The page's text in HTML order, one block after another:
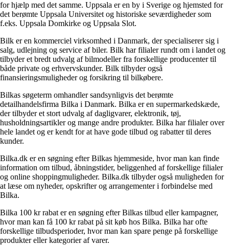
for hjælp med det samme. Uppsala er en by i Sverige og hjemsted for
det berømte Uppsala Universitet og historiske seværdigheder som
f.eks. Uppsala Domkirke og Uppsala Slot.
Bilk er en kommerciel virksomhed i Danmark, der specialiserer sig i
salg, udlejning og service af biler. Bilk har filialer rundt om i landet og
tilbyder et bredt udvalg af bilmodeller fra forskellige producenter til
både private og erhvervskunder. Bilk tilbyder også
finansieringsmuligheder og forsikring til bilkøbere.
Bilkas søgeterm omhandler sandsynligvis det berømte
detailhandelsfirma Bilka i Danmark. Bilka er en supermarkedskæde,
der tilbyder et stort udvalg af dagligvarer, elektronik, tøj,
husholdningsartikler og mange andre produkter. Bilka har filialer over
hele landet og er kendt for at have gode tilbud og rabatter til deres
kunder.
Bilka.dk er en søgning efter Bilkas hjemmeside, hvor man kan finde
information om tilbud, åbningstider, beliggenhed af forskellige filialer
og online shoppingmuligheder. Bilka.dk tilbyder også muligheden for
at læse om nyheder, opskrifter og arrangementer i forbindelse med
Bilka.
Bilka 100 kr rabat er en søgning efter Bilkas tilbud eller kampagner,
hvor man kan få 100 kr rabat på sit køb hos Bilka. Bilka har ofte
forskellige tilbudsperioder, hvor man kan spare penge på forskellige
produkter eller kategorier af varer.